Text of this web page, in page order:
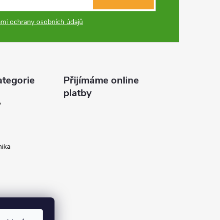
ochrany osobních údajů
Přijímáme online
platby